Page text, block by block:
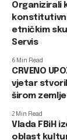
Organizirali
etničkim
Servis
6 Min Read
CRVENO
vjetar
širom
2 Min Read
Vlada FBiH
oblast